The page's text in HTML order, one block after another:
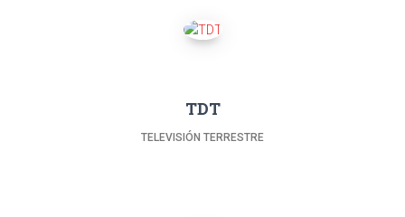
TDT
TELEVISIÓN TERRESTRE